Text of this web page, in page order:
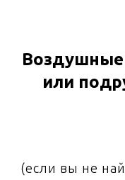
или
(если вы не